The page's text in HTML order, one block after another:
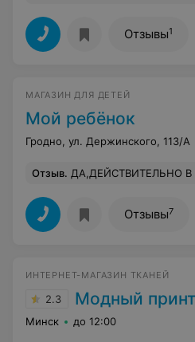
Отзывы1
МАГАЗИН ДЛЯ ДЕТЕЙ
Мой ребёнок
Гродно, ул. Держинского, 113/А
Отзыв. ДА,ДЕЙСТВИТЕЛЬНО В
Отзывы7
ИНТЕРНЕТ-МАГАЗИН ТКАНЕЙ
2.3 Модный принт
Минск до 12:00